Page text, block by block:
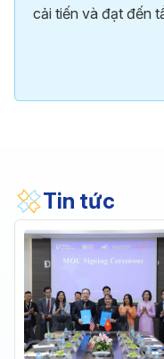
cải tiến và đạt đến
Tin tức